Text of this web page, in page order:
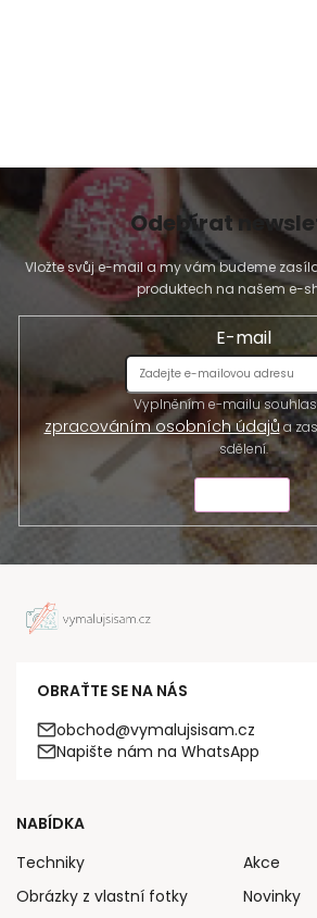
Odebírat
Vložte svůj e-mail a my vám budeme
produktech na našem e-
E-mail
Vyplněním e-mailu
zpracováním osobních údajůa
sdělení.
OBRAŤTE SE NA NÁS
obchod@vymalujsisam.cz
Napište nám na WhatsApp
NABÍDKA
Techniky
Obrázky z vlastní fotky
Akce
Novinky